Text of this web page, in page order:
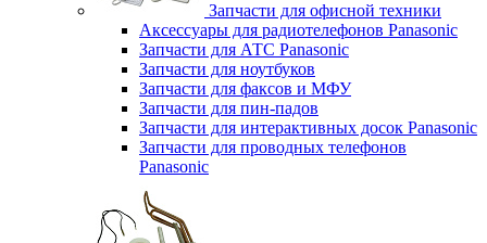
Запчасти для офисной техники
Аксессуары для радиотелефонов Panasonic
Запчасти для АТС Panasonic
Запчасти для ноутбуков
Запчасти для факсов и МФУ
Запчасти для пин-падов
Запчасти для интерактивных досок Panasonic
Запчасти для проводных телефонов
Panasonic